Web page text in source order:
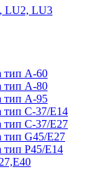
LU2, LU3
тип A-60
тип A-80
тип A-95
тип C-37/Е14
тип C-37/Е27
тип G45/E27
тип P45/E14